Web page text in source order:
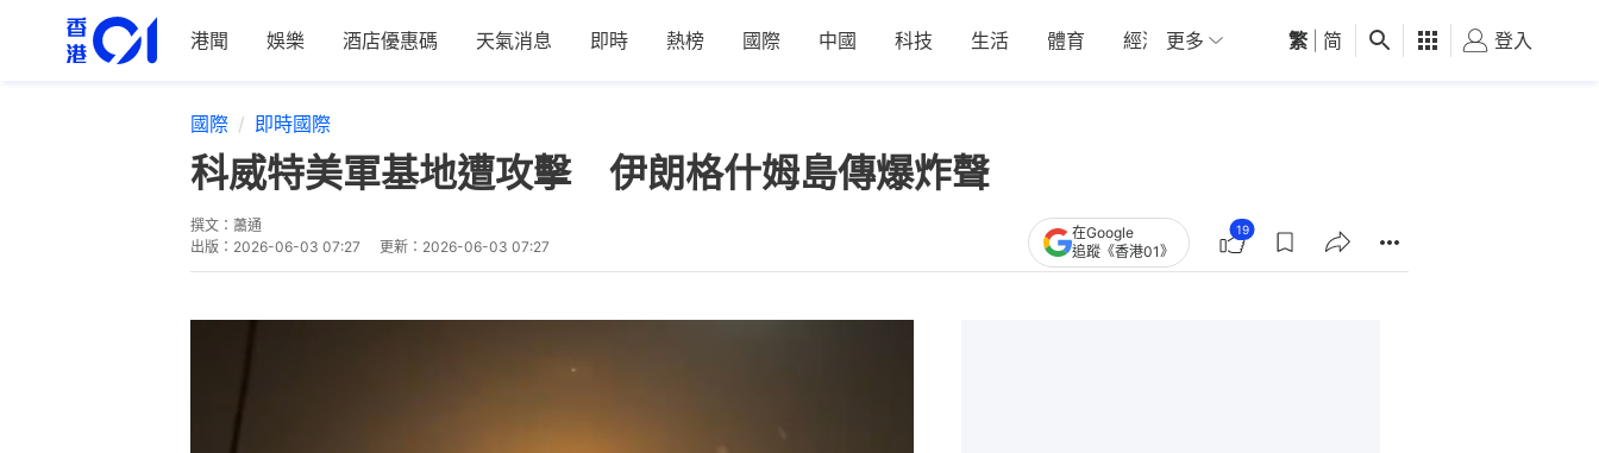
港聞 娛樂 酒店優惠碼 天氣消息 即時 熱榜 國際 中國 科技 生活 體育 經濟 01深圳 觀點 健康 好食玩飛
更多 繁 简 登入
國際 即時國際
科威特美軍基地遭攻擊 伊朗格什姆島傳爆炸聲
撰文： 蕭通
出版： 2026-06-03 07:27 更新： 2026-06-03 07:27
在Google
追蹤《香港01》
19